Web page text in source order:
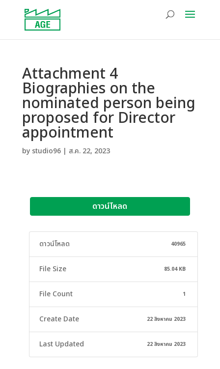
Attachment 4
Biographies on the
nominated person being
proposed for Director
appointment
by studio96| ส.ค. 22, 2023
ดาวน์โหลด
ดาวน์โหลด 40965
File Size 85.04 KB
File Count 1
Create Date 22 สิงหาคม 2023
Last Updated 22 สิงหาคม 2023